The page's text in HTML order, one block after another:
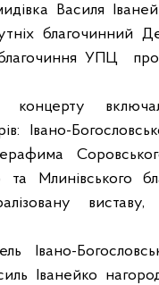
Василя
благочинний
благочиння УПЦ
концерту
Івано-
та Млинівського
Івано-
Іванейко